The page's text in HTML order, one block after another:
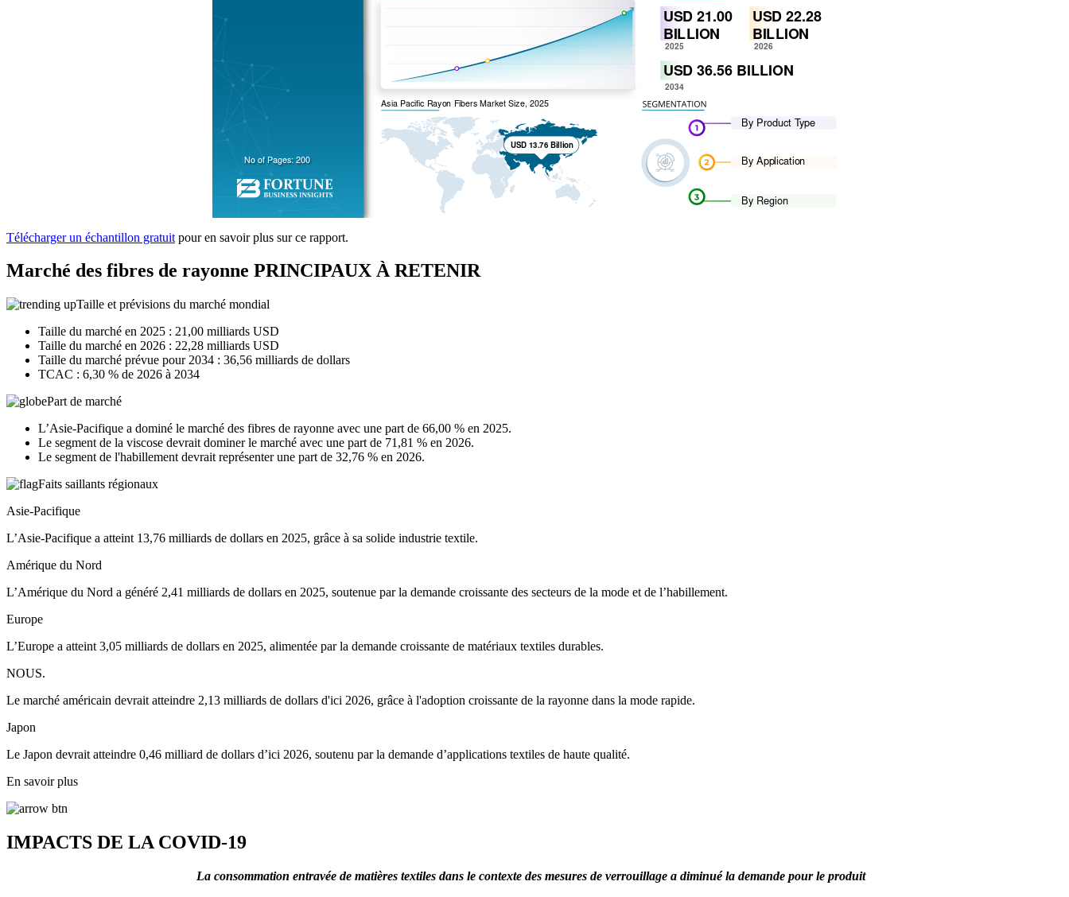
Télécharger un échantillon gratuit pour en savoir plus sur ce rapport.
Marché des fibres de rayonne PRINCIPAUX À RETENIR
Taille et prévisions du marché mondial
Taille du marché en 2025 : 21,00 milliards USD
Taille du marché en 2026 : 22,28 milliards USD
Taille du marché prévue pour 2034 : 36,56 milliards de dollars
TCAC : 6,30 % de 2026 à 2034
Part de marché
L’Asie-Pacifique a dominé le marché des fibres de rayonne avec une part de 66,00 % en 2025.
Le segment de la viscose devrait dominer le marché avec une part de 71,81 % en 2026.
Le segment de l'habillement devrait représenter une part de 32,76 % en 2026.
Faits saillants régionaux
Asie-Pacifique
L’Asie-Pacifique a atteint 13,76 milliards de dollars en 2025, grâce à sa solide industrie textile.
Amérique du Nord
L’Amérique du Nord a généré 2,41 milliards de dollars en 2025, soutenue par la demande croissante des secteurs de la mode et de l’habillement.
Europe
L’Europe a atteint 3,05 milliards de dollars en 2025, alimentée par la demande croissante de matériaux textiles durables.
NOUS.
Le marché américain devrait atteindre 2,13 milliards de dollars d'ici 2026, grâce à l'adoption croissante de la rayonne dans la mode rapide.
Japon
Le Japon devrait atteindre 0,46 milliard de dollars d’ici 2026, soutenu par la demande d’applications textiles de haute qualité.
En savoir plus
IMPACTS DE LA COVID-19
La consommation entravée de matières textiles dans le contexte des mesures de verrouillage a diminué la demande pour le produit